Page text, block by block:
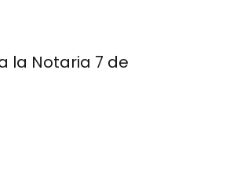
la Notaria 7 de